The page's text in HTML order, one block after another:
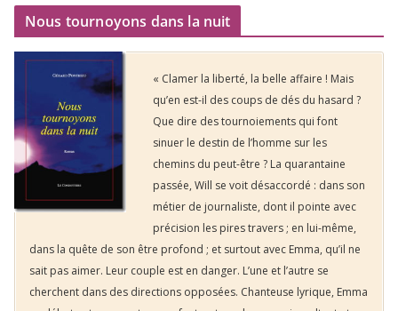
Nous tournoyons dans la nuit
« Clamer la liberté, la belle affaire ! Mais
qu’en est-il des coups de dés du hasard ?
Que dire des tournoiements qui font
sinuer le destin de l’homme sur les
chemins du peut-être ? La quarantaine
passée, Will se voit désaccordé : dans son
métier de journaliste, dont il pointe avec
précision les pires travers ; en lui-même,
dans la quête de son être profond ; et surtout avec Emma, qu’il ne
sait pas aimer. Leur couple est en danger. L’une et l’autre se
cherchent dans des directions opposées. Chanteuse lyrique, Emma